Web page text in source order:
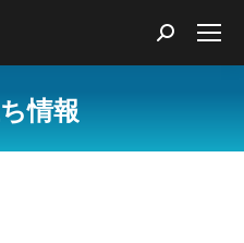
Search:
情報